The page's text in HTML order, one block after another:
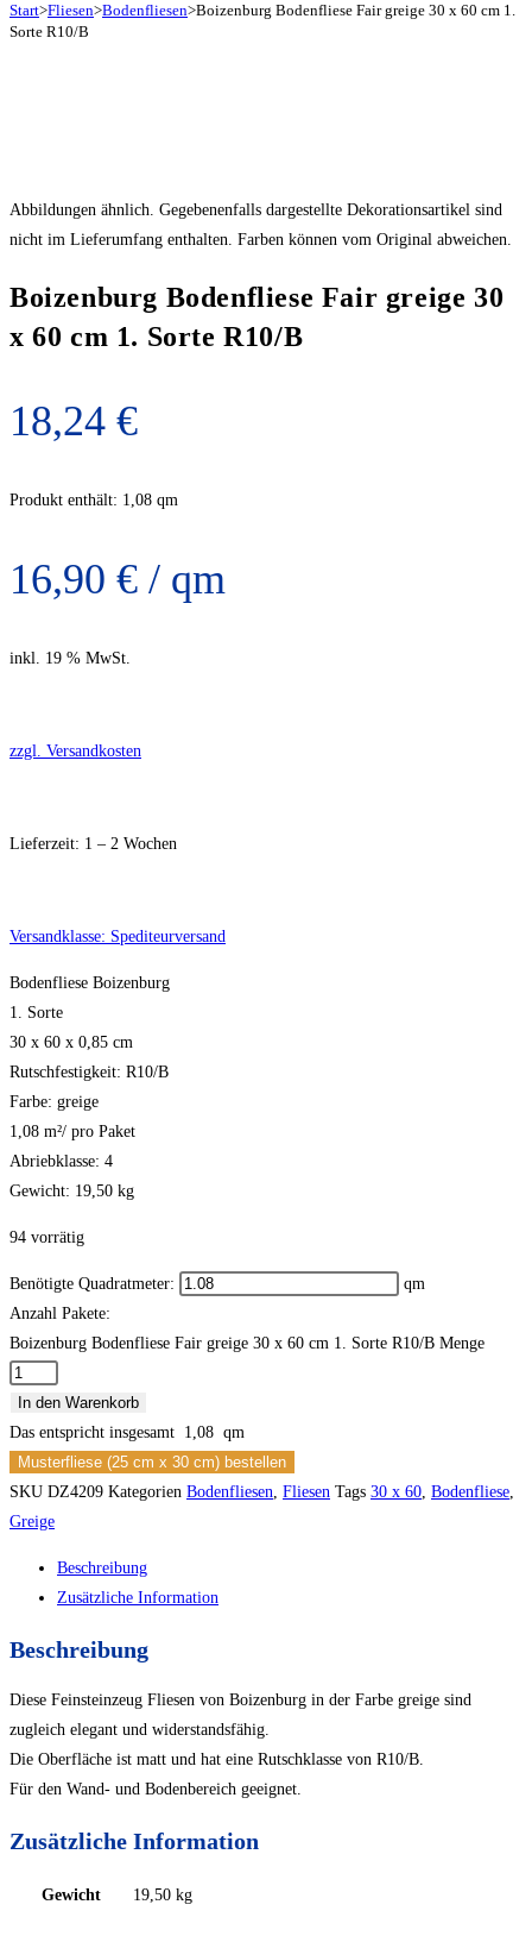
Start>Fliesen>Bodenfliesen>Boizenburg Bodenfliese Fair greige 30 x 60 cm 1.
Sorte R10/B
Abbildungen ähnlich. Gegebenenfalls dargestellte Dekorationsartikel sind
nicht im Lieferumfang enthalten. Farben können vom Original abweichen.
Boizenburg Bodenfliese Fair greige 30
x 60 cm 1. Sorte R10/B
18,24 €
Produkt enthält: 1,08 qm
16,90 € / qm
inkl. 19 % MwSt.
zzgl. Versandkosten
Lieferzeit: 1 – 2 Wochen
Versandklasse: Spediteurversand
Bodenfliese Boizenburg
1. Sorte
30 x 60 x 0,85 cm
Rutschfestigkeit: R10/B
Farbe: greige
1,08 m²/ pro Paket
Abriebklasse: 4
Gewicht: 19,50 kg
94 vorrätig
Benötigte Quadratmeter:
qm
Anzahl Pakete:
Boizenburg Bodenfliese Fair greige 30 x 60 cm 1. Sorte R10/B Menge
In den Warenkorb
Das entspricht insgesamt 1,08 qm
Musterfliese (25 cm x 30 cm) bestellen
SKU DZ4209 Kategorien Bodenfliesen, Fliesen Tags 30 x 60, Bodenfliese,
Greige
Beschreibung
Zusätzliche Information
Beschreibung
Diese Feinsteinzeug Fliesen von Boizenburg in der Farbe greige sind
zugleich elegant und widerstandsfähig.
Die Oberfläche ist matt und hat eine Rutschklasse von R10/B.
Für den Wand- und Bodenbereich geeignet.
Zusätzliche Information
Gewicht 19,50 kg